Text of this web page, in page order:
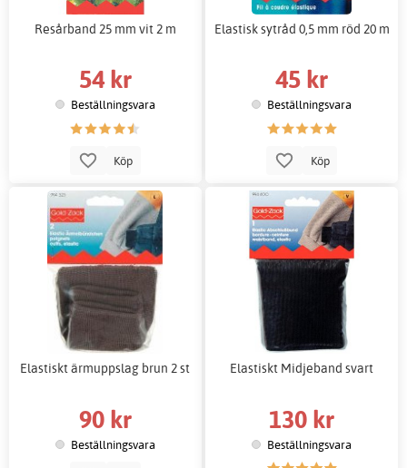
Resårband 25 mm vit 2 m
54 kr
Beställningsvara
Köp
Elastisk sytråd 0,5 mm röd 20 m
45 kr
Beställningsvara
Köp
Elastiskt ärmuppslag brun 2 st
90 kr
Beställningsvara
Elastiskt Midjeband svart
130 kr
Beställningsvara